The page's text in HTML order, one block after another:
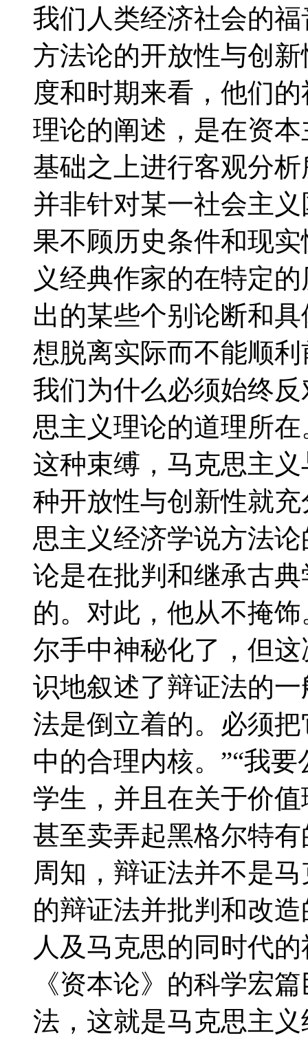
我们人类经济社会的
方法论的开放性与创
度和时期来看，他们
理论的阐述，是在资
基础之上进行客观分
并非针对某一社会主
果不顾历史条件和现
义经典作家的在特定
出的某些个别论断和
想脱离实际而不能顺
我们为什么必须始终
思主义理论的道理所
这种束缚，马克思主
种开放性与创新性就
思主义经济学说方法
论是在批判和继承古
的。对此，他从不掩
尔手中神秘化了，但
识地叙述了辩证法的
法是倒立着的。必须
中的合理内核。”“我
学生，并且在关于价
甚至卖弄起黑格尔特
周知，辩证法并不是
的辩证法并批判和改
人及马克思的同时代
《资本论》的科学宏
法，这就是马克思主